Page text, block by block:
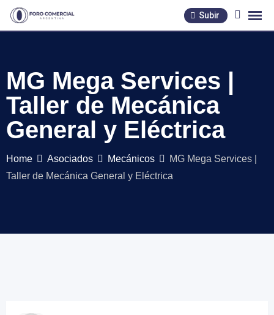
Skip
Subir
MG Mega Services |
Taller de Mecánica
General y Eléctrica
Home Asociados Mecánicos
MG Mega Services |
Taller de Mecánica General y Eléctrica